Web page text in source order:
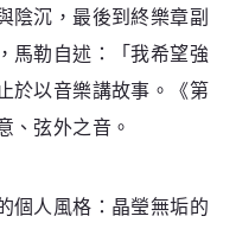
陰沉，最後到終樂章副
馬勒自述：「我希望強
於以音樂講故事。《第
、弦外之音。
個人風格：晶瑩無垢的